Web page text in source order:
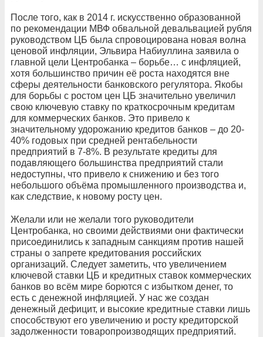
После того, как в 2014 г. искусственно образованной
по рекомендации МВФ обвальной девальвацией рубля
руководством ЦБ была спровоцирована новая волна
ценовой инфляции, Эльвира Набиуллина заявила о
главной цели Центробанка – борьбе… с инфляцией,
хотя большинство причин её роста находятся вне
сферы деятельности банковского регулятора. Якобы
для борьбы с ростом цен ЦБ значительно увеличил
свою ключевую ставку по краткосрочным кредитам
для коммерческих банков. Это привело к
значительному удорожанию кредитов банков – до 20-
40% годовых при средней рентабельности
предприятий в 7-8%. В результате кредиты для
подавляющего большинства предприятий стали
недоступны, что привело к снижению и без того
небольшого объёма промышленного производства и,
как следствие, к новому росту цен.
Желали или не желали того руководители
Центробанка, но своими действиями они фактически
присоединились к западным санкциям против нашей
страны о запрете кредитования российских
организаций. Следует заметить, что увеличением
ключевой ставки ЦБ и кредитных ставок коммерческих
банков во всём мире борются с избытком денег, то
есть с денежной инфляцией. У нас же создан
денежный дефицит, и высокие кредитные ставки лишь
способствуют его увеличению и росту кредиторской
задолженности товаропроизводящих предприятий.